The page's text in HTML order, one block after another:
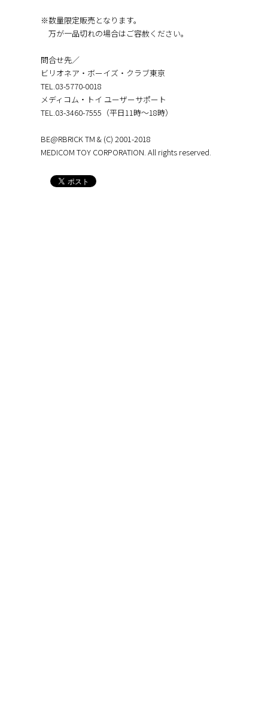
※数量限定販売となります。
万が一品切れの場合はご容赦ください。
問合せ先／
ビリオネア・ボーイズ・クラブ東京
TEL.03-5770-0018
メディコム・トイ ユーザーサポート
TEL.03-3460-7555（平日11時～18時）
BE@RBRICK TM & (C) 2001-2018
MEDICOM TOY CORPORATION. All rights reserved.